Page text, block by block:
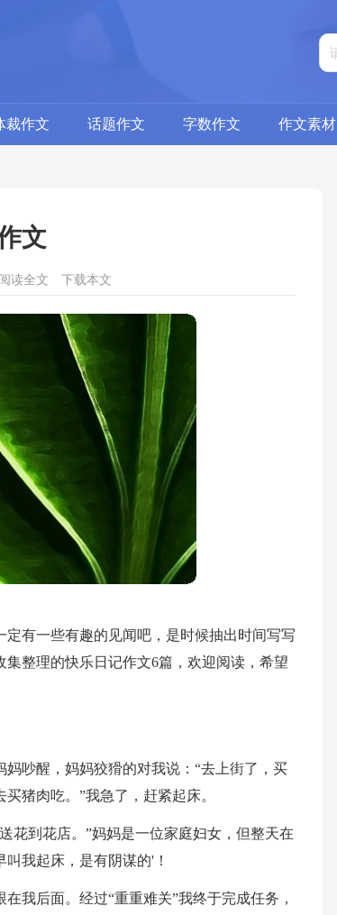
裁作文 话题作文 字数作文 作文素材
文
阅读全文 下载本文
有一些有趣的见闻吧，是时候抽出时间写写
整理的快乐日记作文6篇，欢迎阅读，希望
吵醒，妈妈狡猾的对我说：“去上街了，买
猪肉吃。”我急了，赶紧起床。
花到花店。”妈妈是一位家庭妇女，但整天在
我起床，是有阴谋的'！
我后面。经过“重重难关”我终于完成任务，